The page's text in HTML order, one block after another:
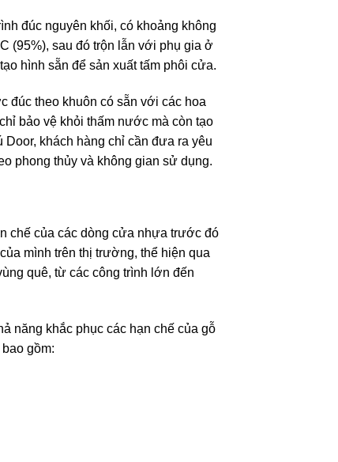
đúc nguyên khối, có khoảng không
(95%), sau đó trộn lẫn với phụ gia ở
hình sẵn để sản xuất tấm phôi cửa.
đúc theo khuôn có sẵn với các hoa
bảo vệ khỏi thấm nước mà còn tạo
khách hàng chỉ cần đưa ra yêu
phong thủy và không gian sử dụng.
chế của các dòng cửa nhựa trước đó
mình trên thị trường, thể hiện qua
quê, từ các công trình lớn đến
năng khắc phục các hạn chế của gỗ
gồm: